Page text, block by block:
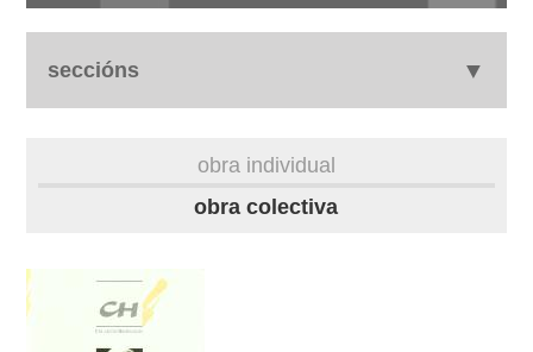
seccións
videoteca
obra individual
obra colectiva